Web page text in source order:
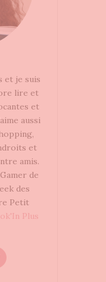
et je suis
lire et
et
aussi
et
amis.
de
des
Petit
Plus